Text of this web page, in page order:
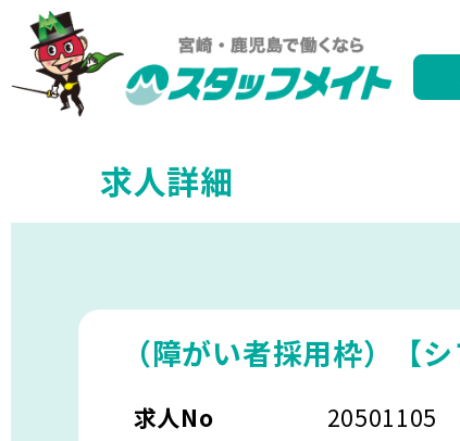
求人詳細
（障がい者採用枠）【
求人No
20501105